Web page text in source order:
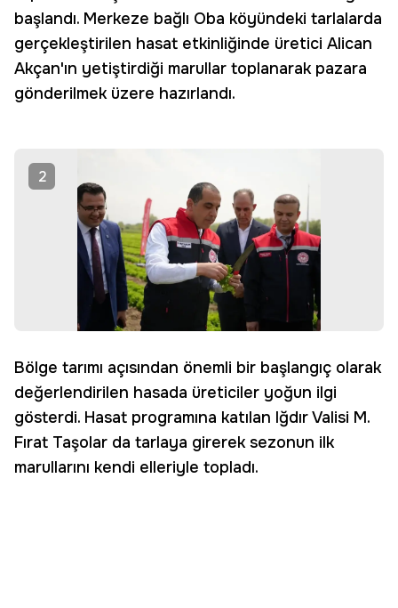
başlandı. Merkeze bağlı Oba köyündeki tarlalarda
gerçekleştirilen hasat etkinliğinde üretici Alican
Akçan'ın yetiştirdiği marullar toplanarak pazara
gönderilmek üzere hazırlandı.
2
Bölge tarımı açısından önemli bir başlangıç olarak
değerlendirilen hasada üreticiler yoğun ilgi
gösterdi. Hasat programına katılan Iğdır Valisi M.
Fırat Taşolar da tarlaya girerek sezonun ilk
marullarını kendi elleriyle topladı.